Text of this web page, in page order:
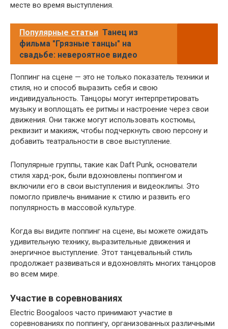
месте во время выступления.
Популярные статьи Танец из
фильма "Грязные танцы" на
свадьбе: невероятное видео
Поппинг на сцене — это не только показатель техники и
стиля, но и способ выразить себя и свою
индивидуальность. Танцоры могут интерпретировать
музыку и воплощать ее ритмы и настроение через свои
движения. Они также могут использовать костюмы,
реквизит и макияж, чтобы подчеркнуть свою персону и
добавить театральности в свое выступление.
Популярные группы, такие как Daft Punk, основатели
стиля хард-рок, были вдохновлены поппингом и
включили его в свои выступления и видеоклипы. Это
помогло привлечь внимание к стилю и развить его
популярность в массовой культуре.
Когда вы видите поппинг на сцене, вы можете ожидать
удивительную технику, выразительные движения и
энергичное выступление. Этот танцевальный стиль
продолжает развиваться и вдохновлять многих танцоров
во всем мире.
Участие в соревнованиях
Electric Boogaloos часто принимают участие в
соревнованиях по поппингу, организованных различными